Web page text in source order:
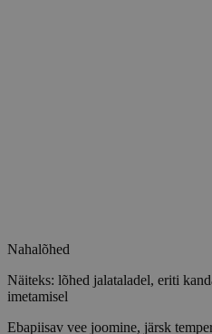
Nahalõhed
Näiteks: lõhed jalataladel, eriti
imetamisel
Ebapiisav vee joomine, järsk